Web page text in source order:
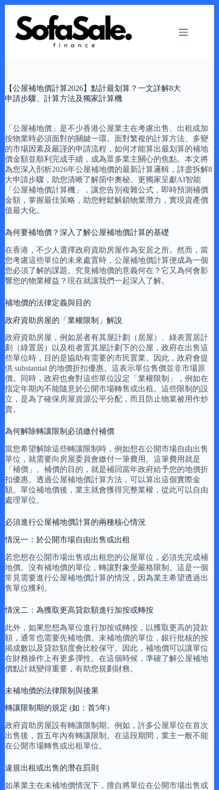
content
【公屋補地價計算2026】點計最划算？一文詳解8大
申請步驟、計算方法及獨家計算機
「公屋補地價」是不少香港公屋業主在考慮出售、出租或加
按物業時必須面對的關鍵一環。面對繁複的計算方法、多變
的市場因素及嚴謹的申請流程，如何才能算出最划算的補地
價金額並順利完成手續，成為眾多業主關心的焦點。本文將
為您深入剖析2026年公屋補地價的最新計算邏輯，詳盡拆解8
大申請步驟，助您清晰了解箇中奧秘。更獨家呈獻AI智能
「公屋補地價計算機」，讓您告別複雜公式，即時預測補價
金額，掌握最佳策略，助您輕鬆解鎖物業潛力，實現資產價
值最大化。
為何要補地價？深入了解公屋補地價計算的基礎
在香港，不少人選擇政府資助房屋作為安居之所。然而，當
您考慮這些單位的未來處置時，公屋補地價計算便成為一個
您必須了解的課題。究竟補地價的意義何在？它又為何會影
響您的物業權益？現在就讓我們一起深入了解。
補地價的法律定義與目的
政府資助房屋的「業權限制」解說
政府資助房屋，例如居者有其屋計劃（居屋）、綠表置居計
劃（綠置居）以及租者置其屋計劃下的公屋，政府在出售這
些單位時，目的是協助有需要的市民置業。因此，政府會提
供 substantial 的地價折扣優惠。這表示單位售價並非市場原
價。同時，政府也會對這些單位設定「業權限制」，例如在
指定年期內不能隨意於公開市場轉售或出租。這些限制的設
立，是為了確保房屋資源公平分配，而且防止物業被用作炒
賣。
為何解除轉讓限制必須繳付補價
當您希望解除這些轉讓限制時，例如想在公開市場自由出售
單位，就需要向房屋委員會繳付一筆費用。這筆費用就是
「補價」。補價的目的，就是補回當年政府給予您的地價折
扣優惠。透過公屋補地價計算方法，可以算出這個實際金
額。單位補地價後，業主就會獲得完整業權，從此可以自由
處理單位。
必須進行公屋補地價計算的兩種核心情況
情況一：於公開市場自由出售或出租
若您想在公開市場出售或出租您的公屋單位，必須先完成補
地價。沒有補地價的單位，轉讓對象受嚴格限制。這是一個
常見需要進行公屋補地價計算的情況，因為業主希望透過出
售單位獲利。
情況二：為獲取更高貸款額進行加按或轉按
此外，如果您想為單位進行加按或轉按，以獲取更高的貸款
額，通常也需要先補地價。未補地價的單位，銀行批核的按
揭成數以及貸款額度會比較保守。因此，補地價可以讓單位
在財務操作上有更多彈性。在這個時候，準確了解公屋補地
價點計就變得重要，有助您規劃財務。
未補地價的法律限制與後果
轉讓限制期的規定 (如：首5年)
政府資助房屋設有轉讓限制期。例如，許多公屋單位在首次
出售後，首五年內有轉讓限制。在這段期間，業主一般不能
在公開市場轉售或出租單位。
違規出租或出售的潛在罰則
如果業主在未補地價情況下，擅自將單位在公開市場出售或